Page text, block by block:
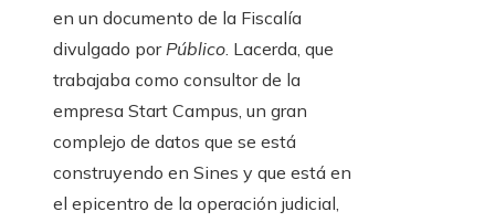
en un documento de la Fiscalía
divulgado porPúblico. Lacerda, que
trabajaba como consultor de la
empresa Start Campus, un gran
complejo de datos que se está
construyendo en Sines y que está en
el epicentro de la operación judicial,